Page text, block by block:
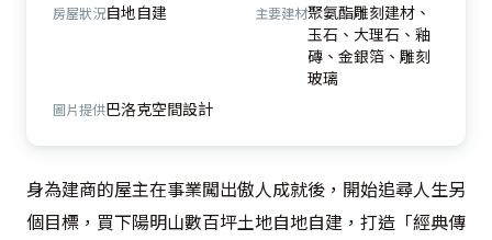
房屋狀況自地自建 主要建材聚氨酯雕刻建材、
玉石、大理石、釉
磚、金銀箔、雕刻
玻璃
圖片提供巴洛克空間設計
身為建商的屋主在事業闖出傲人成就後，開始追尋人生另
個目標，買下陽明山數百坪土地自地自建，打造「經典傳